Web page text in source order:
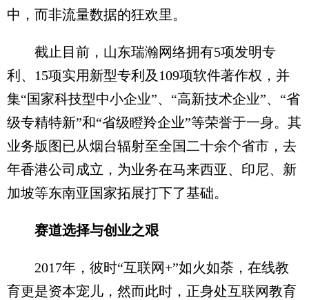
中，而非流量数据的狂欢里。
截止目前，山东瑞瀚网络拥有5项发明专
利、15项实用新型专利及109项软件著作权，并
集“国家科技型中小企业”、“高新技术企业”、“省
级专精特新”和“省级瞪羚企业”等荣誉于一身。其
业务版图已从烟台辐射至全国二十余个省市，去
年香港公司成立，为业务在马来西亚、印尼、新
加坡等东南亚国家拓展打下了基础。
赛道选择与创业之艰
2017年，彼时“互联网+”如火如荼，在线教
育更是资本宠儿，然而此时，正身处互联网教育